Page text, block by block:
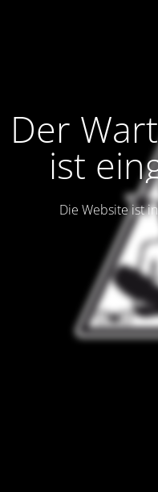
Der
ist
Die Website ist